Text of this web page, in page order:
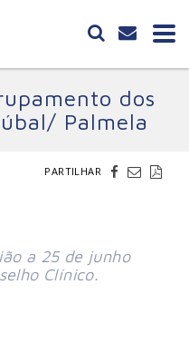
dos
Palmela
PARTILHAR
a 25 de junho
Clínico.